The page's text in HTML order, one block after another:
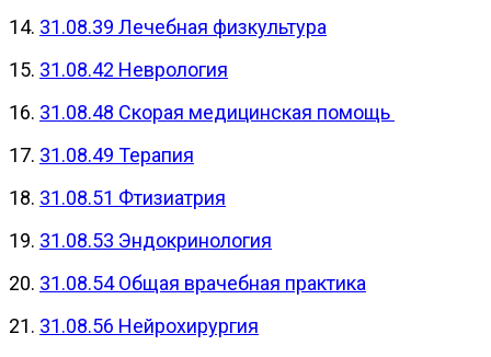
14. 31.08.39 Лечебная физкультура
15. 31.08.42 Неврология
16. 31.08.48 Скорая медицинская помощь
17. 31.08.49 Терапия
18. 31.08.51 Фтизиатрия
19. 31.08.53 Эндокринология
20. 31.08.54 Общая врачебная практика
21. 31.08.56 Нейрохирургия